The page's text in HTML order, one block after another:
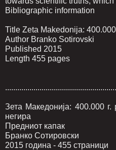
Bibliographic information
Title Zeta Makedonija:
Author Branko Sotirovski
Published 2015
Length 455 pages
Зета Македонија: 400.000
негира
Предниот капак
Бранко Сотировски
2015 година - 455 страници